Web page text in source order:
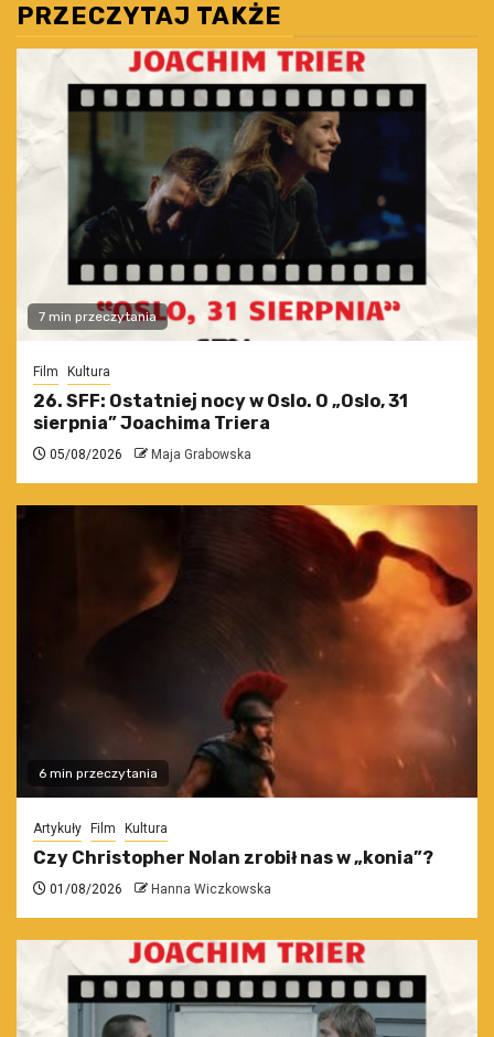
PRZECZYTAJ TAKŻE
7 min przeczytania
Film Kultura
26. SFF: Ostatniej nocy w Oslo. O „Oslo, 31
sierpnia” Joachima Triera
05/08/2026 Maja Grabowska
6 min przeczytania
Artykuły Film Kultura
Czy Christopher Nolan zrobił nas w „konia”?
01/08/2026 Hanna Wiczkowska